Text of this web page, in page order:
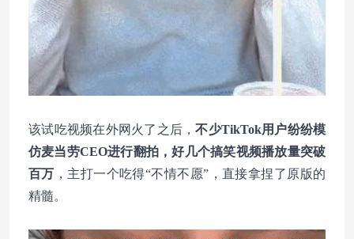
该试吃视频在外网火了之后，不少TikTok用户纷纷模
仿麦当劳CEO进行翻拍，好几个搞笑视频播放量突破
百万 ，主打一个吃得“不情不愿”，直接拿捏了原版的
精髓。